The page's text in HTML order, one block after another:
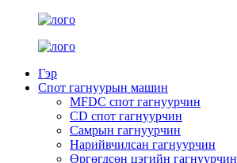
Гэр
Спот гагнуурын машин
MFDC спот гагнуурчин
CD спот гагнуурчин
Самрын гагнуурчин
Нарийвчилсан гагнуурчин
Өргөгдсөн цэгийн гагнуурчин